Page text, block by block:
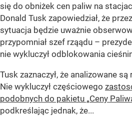
się do obniżek cen paliw na
Donald Tusk zapowiedział, że
sytuacja będzie uważnie
przypomniał szef rząądu –
nie wykluczył odblokowania
Tusk zaznaczył, że analizowane
Nie wykluczył częściowego
podobnych do pakietu „Ceny
podkreślając jednak, że...